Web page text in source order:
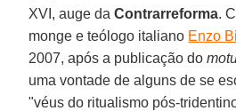
XVI, auge daContrarreforma.
monge e teólogo italiano Enzo
2007, após a publicação do
uma vontade de alguns de se
"véus do ritualismo pós-